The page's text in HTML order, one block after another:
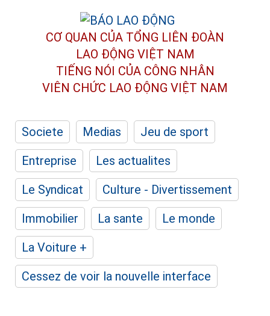
CƠ QUAN CỦA TỔNG LIÊN ĐOÀN
LAO ĐỘNG VIỆT NAM
TIẾNG NÓI CỦA CÔNG NHÂN
VIÊN CHỨC LAO ĐỘNG VIỆT NAM
Societe Medias
Jeu de sport
Entreprise
Les actualites
Le Syndicat
Culture - Divertissement
Immobilier
La sante
Le monde
La Voiture +
Cessez de voir la nouvelle interface